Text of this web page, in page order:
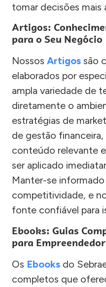
tomar decisões mais
Artigos:
para o Seu Negócio
Nossos Artigos são
elaborados por
ampla variedade de
diretamente o
estratégias de
de gestão
conteúdo relevante
ser aplicado
Manter-se informado
competitividade, e
fonte confiável para
Ebooks: Guias
para
Os Ebooks do
completos que